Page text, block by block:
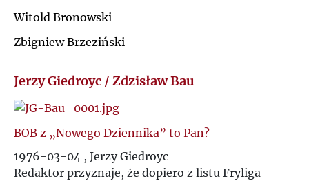
U
V
W
Witold Bronowski
Zbigniew Brzeziński
Jerzy Giedroyc / Zdzisław Bau
BOB z „Nowego Dziennika” to Pan?
1976-03-04 , Jerzy Giedroyc
Redaktor przyznaje, że dopiero z listu Fryliga